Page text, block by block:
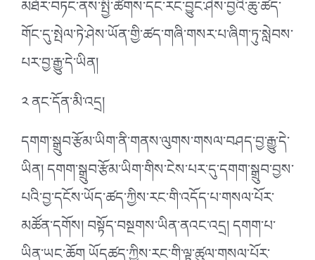
མཐོར་བཏང་ནས་སྤྱི་ཚོགས་དང་རང་བྱུང་ཤེས་བྱའི་ཆུ་ཚད་
གོང་དུ་སྤེལ་ཏེ་ཤེས་ཡོན་གྱི་ཚད་གཞི་གསར་པ་ཞིག་ཏུ་སླེབས་
པར་བྱ་རྒྱུ་དེ་ཡིན།
༢ ནང་དོན་མི་འདྲ།
དགག་སྒྲུབ་རྩོམ་ཡིག་ནི་གནས་ལུགས་གསལ་བཤད་བྱ་རྒྱུ་དེ་
ཡིན། དགག་སྒྲུབ་རྩོམ་ཡིག་གིས་ངེས་པར་དུ་དགག་སྒྲུབ་བྱས་
པའི་བྱ་དངོས་ཡོད་ཚད་ཀྱིས་རང་གི་འདོད་པ་གསལ་པོར་
མཚོན་དགོས། བསྟོད་བསྔགས་ཡིན་ནའང་འདྲ། དགག་པ་